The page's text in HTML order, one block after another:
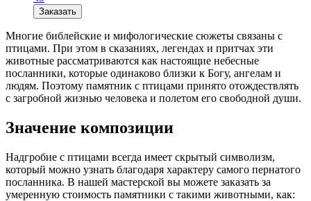
Заказать
Многие библейские и мифологические сюжеты связаны с
птицами. При этом в сказаниях, легендах и притчах эти
животные рассматриваются как настоящие небесные
посланники, которые одинаково близки к Богу, ангелам и
людям. Поэтому памятник с птицами принято отождествлять
с загробной жизнью человека и полетом его свободной души.
Значение композиции
Надгробие с птицами всегда имеет скрытый символизм,
который можно узнать благодаря характеру самого пернатого
посланника. В нашей мастерской вы можете заказать за
умеренную стоимость памятники с такими животными, как: